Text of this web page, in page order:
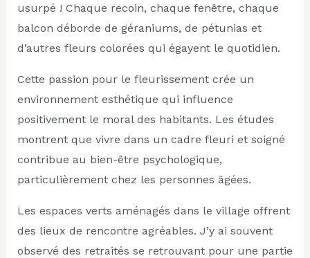
usurpé ! Chaque recoin, chaque fenêtre, chaque
balcon déborde de géraniums, de pétunias et
d’autres fleurs colorées qui égayent le quotidien.
Cette passion pour le fleurissement crée un
environnement esthétique qui influence
positivement le moral des habitants. Les études
montrent que vivre dans un cadre fleuri et soigné
contribue au bien-être psychologique,
particulièrement chez les personnes âgées.
Les espaces verts aménagés dans le village offrent
des lieux de rencontre agréables. J’y ai souvent
observé des retraités se retrouvant pour une partie